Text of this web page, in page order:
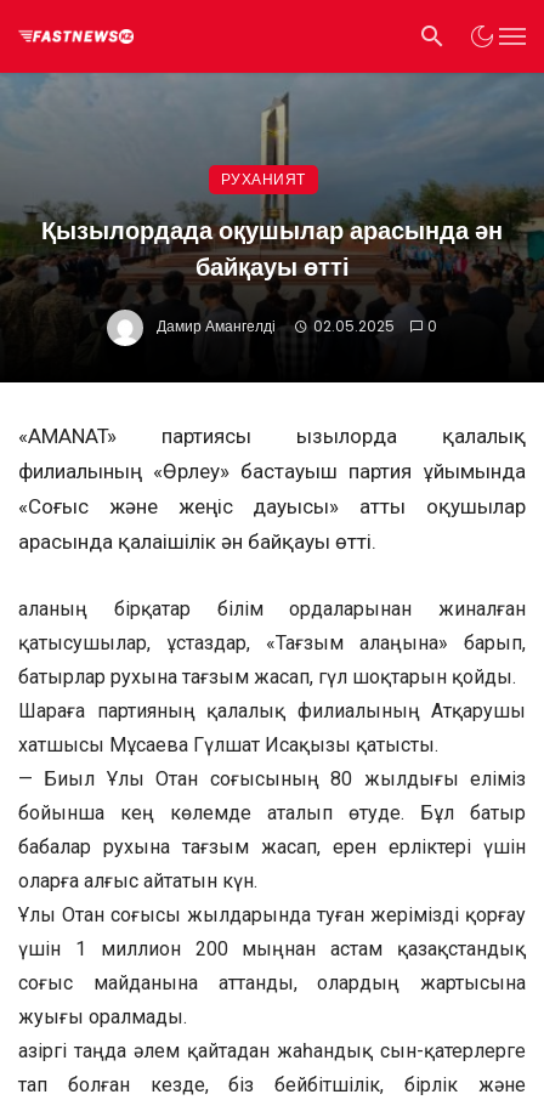
РУХАНИЯТ
Қызылордада оқушылар арасында ән
байқауы өтті
Дамир Амангелді 02.05.2025 0
«AMANAT» партиясы Қызылорда қалалық
филиалының «Өрлеу» бастауыш партия ұйымында
«Соғыс және жеңіс дауысы» атты оқушылар
арасында қалаішілік ән байқауы өтті.
Қаланың бірқатар білім ордаларынан жиналған
қатысушылар, ұстаздар, «Тағзым алаңына» барып,
батырлар рухына тағзым жасап, гүл шоқтарын қойды.
Шараға партияның қалалық филиалының Атқарушы
хатшысы Мұсаева Гүлшат Исақызы қатысты.
— Биыл Ұлы Отан соғысының 80 жылдығы еліміз
бойынша кең көлемде аталып өтуде. Бұл батыр
бабалар рухына тағзым жасап, ерен ерліктері үшін
оларға алғыс айтатын күн.
Ұлы Отан соғысы жылдарында туған жерімізді қорғау
үшін 1 миллион 200 мыңнан астам қазақстандық
соғыс майданына аттанды, олардың жартысына
жуығы оралмады.
Қазіргі таңда әлем қайтадан жаһандық сын-қатерлерге
тап болған кезде, біз бейбітшілік, бірлік және